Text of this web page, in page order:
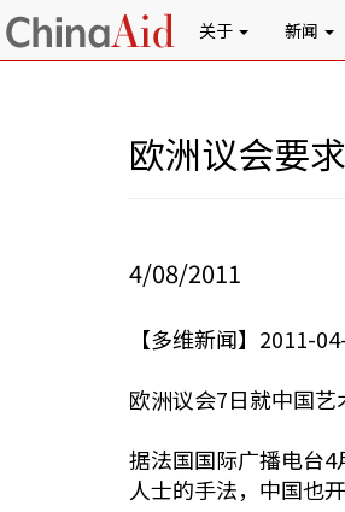
关于 新闻
欧洲议会要
4/08/2011
【多维新闻】2011-
欧洲议会7日就中国
据法国国际广播电台
人士的手法，中国也